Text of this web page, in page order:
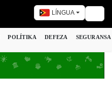
LÍNGUA
POLÍTIKA DEFEZA SEGURANSA